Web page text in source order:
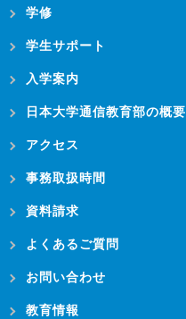
学修
学生サポート
入学案内
日本大学通信教育部の概要
アクセス
事務取扱時間
資料請求
よくあるご質問
お問い合わせ
教育情報